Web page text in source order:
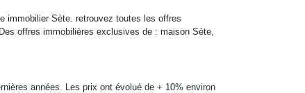
immobilier Sète. retrouvez toutes les offres
offres immobilières exclusives de : maison Sète,
années. Les prix ont évolué de + 10% environ